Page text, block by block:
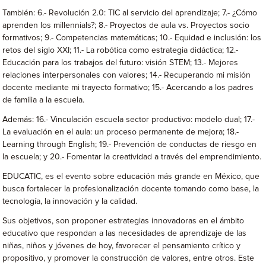
También: 6.- Revolución 2.0: TIC al servicio del aprendizaje; 7.- ¿Cómo
aprenden los millennials?; 8.- Proyectos de aula vs. Proyectos socio
formativos; 9.- Competencias matemáticas; 10.- Equidad e inclusión: los
retos del siglo XXI; 11.- La robótica como estrategia didáctica; 12.-
Educación para los trabajos del futuro: visión STEM; 13.- Mejores
relaciones interpersonales con valores; 14.- Recuperando mi misión
docente mediante mi trayecto formativo; 15.- Acercando a los padres
de familia a la escuela.
Además: 16.- Vinculación escuela sector productivo: modelo dual; 17.-
La evaluación en el aula: un proceso permanente de mejora; 18.-
Learning through English; 19.- Prevención de conductas de riesgo en
la escuela; y 20.- Fomentar la creatividad a través del emprendimiento.
EDUCATIC, es el evento sobre educación más grande en México, que
busca fortalecer la profesionalización docente tomando como base, la
tecnología, la innovación y la calidad.
Sus objetivos, son proponer estrategias innovadoras en el ámbito
educativo que respondan a las necesidades de aprendizaje de las
niñas, niños y jóvenes de hoy, favorecer el pensamiento crítico y
propositivo, y promover la construcción de valores, entre otros. Este